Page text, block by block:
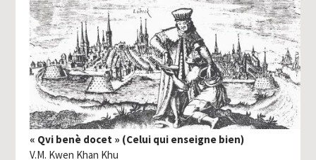
« Qvi benè docet » (Celui qui enseigne bien)
V.M. Kwen Khan Khu